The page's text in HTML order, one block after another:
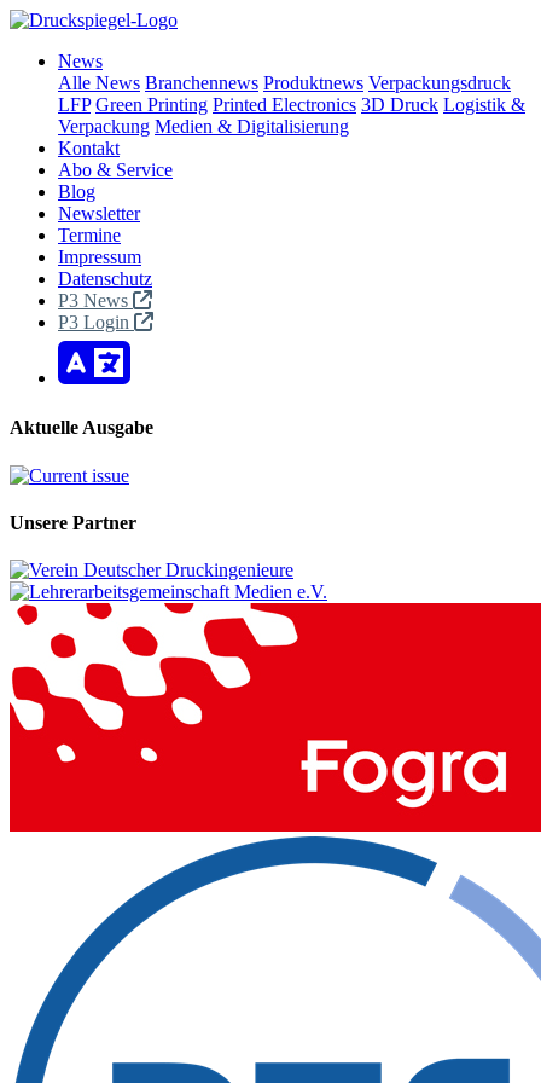
News
Alle News Branchennews Produktnews Verpackungsdruck
LFP Green Printing Printed Electronics 3D Druck Logistik &
Verpackung Medien & Digitalisierung
Kontakt
Abo & Service
Blog
Newsletter
Termine
Impressum
Datenschutz
P3 News
P3 Login
Aktuelle Ausgabe
Unsere Partner